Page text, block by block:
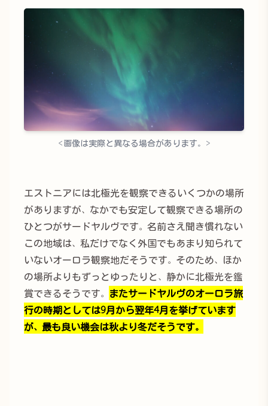
<画像は実際と異なる場合があります。>
エストニアには北極光を観察できるいくつかの場所
がありますが、なかでも安定して観察できる場所の
ひとつがサードヤルヴです。名前さえ聞き慣れない
この地域は、私だけでなく外国でもあまり知られて
いないオーロラ観察地だそうです。そのため、ほか
の場所よりもずっとゆったりと、静かに北極光を鑑
賞できるそうです。 またサードヤルヴのオーロラ旅
行の時期としては9月から翌年4月を挙げています
が、最も良い機会は秋より冬だそうです。